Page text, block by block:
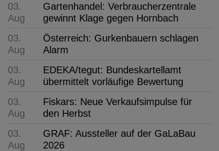
03.
Aug
Gartenhandel: Verbraucherzentrale
gewinnt Klage gegen Hornbach
03.
Aug
Österreich: Gurkenbauern schlagen
Alarm
03.
Aug
EDEKA/tegut: Bundeskartellamt
übermittelt vorläufige Bewertung
03.
Aug
Fiskars: Neue Verkaufsimpulse für
den Herbst
03.
Aug
GRAF: Aussteller auf der GaLaBau
2026